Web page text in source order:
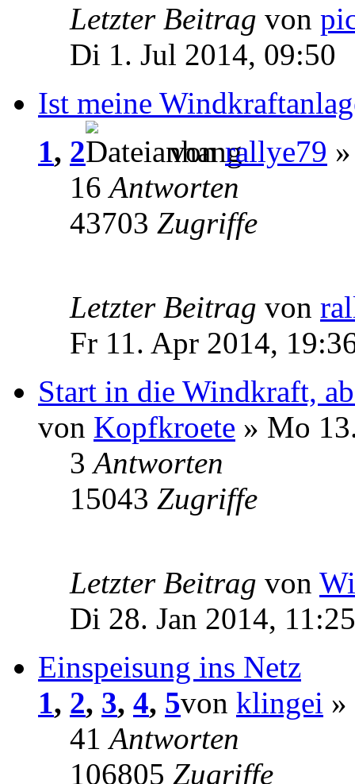
Letzter Beitrag von
Di 1. Jul 2014, 09:50
Ist meine
1, 2 vonrallye79
16Antworten
43703 Zugriffe
Letzter Beitrag von
Fr 11. Apr 2014,
Start in die Windkraft,
von Kopfkroete » Mo
3Antworten
15043 Zugriffe
Letzter Beitrag von
Di 28. Jan 2014, 11:25
Einspeisung ins Netz
1, 2, 3, 4, 5von klingei »
41Antworten
106805 Zugriffe